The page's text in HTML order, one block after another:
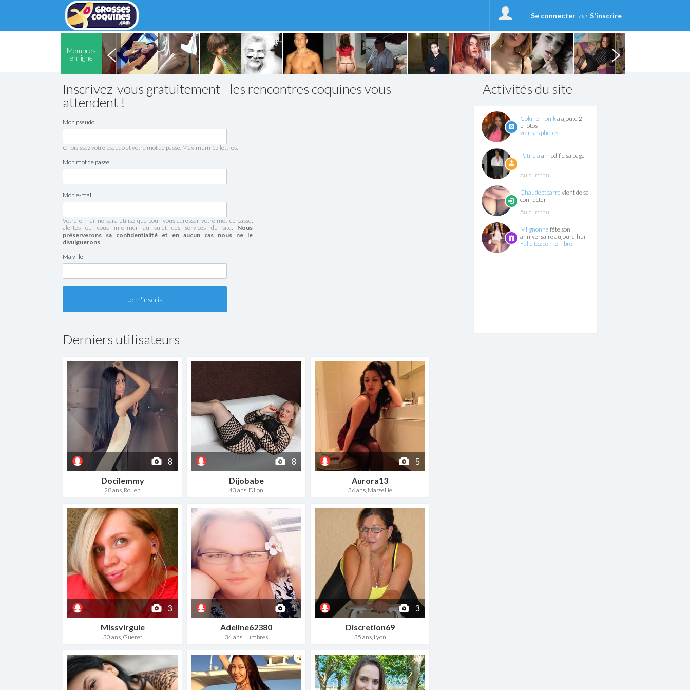
Se connecter ou S'inscrire
Membres
en ligne
Activités du site
Cokinemonika ajouté 2
photos
voir ses photos
Patricia a modifié sa page
Aujourd'hui
Chaudeptbarrevient de se
connecter
Aujourd'hui
Miignonnefête son
anniversaire aujourd'hui
Félicitez ce membre
Inscrivez-vous gratuitement - les rencontres coquines vous
attendent !
Mon pseudo
Choisissez votre pseudo et votre mot de passe. Maximum 15 lettres.
Mon mot de passe
Mon e-mail
Votre e-mail ne sera utilisé que pour vous adresser votre mot de passe,
alertes ou vous informer au sujet des services du site. Nous
préserverons sa confidentialité et en aucun cas nous ne le
divulguerons
Ma ville
Derniers utilisateurs
8
Docilemmy
28 ans, Rouen
8
Dijobabe
43 ans, Dijon
5
Aurora13
36 ans, Marseille
3
Missvirgule
30 ans, Guéret
1
Adeline62380
34 ans, Lumbres
3
Discretion69
35 ans, Lyon